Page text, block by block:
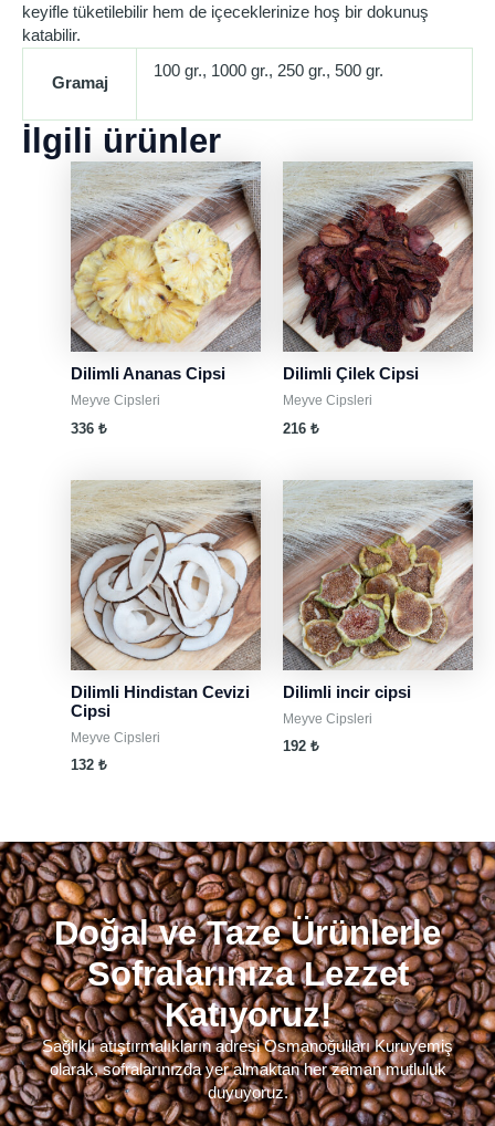
keyifle tüketilebilir hem de içeceklerinize hoş bir dokunuş
katabilir.
Gramaj
100 gr., 1000 gr., 250 gr., 500 gr.
İlgili ürünler
Dilimli Ananas Cipsi
Meyve Cipsleri
336 ₺
Dilimli Çilek Cipsi
Meyve Cipsleri
216 ₺
Dilimli Hindistan Cevizi
Cipsi
Meyve Cipsleri
132 ₺
Dilimli incir cipsi
Meyve Cipsleri
192 ₺
Doğal ve Taze Ürünlerle
Sofralarınıza Lezzet
Katıyoruz!
Sağlıklı atıştırmalıkların adresi Osmanoğulları Kuruyemiş
olarak, sofralarınızda yer almaktan her zaman mutluluk
duyuyoruz.